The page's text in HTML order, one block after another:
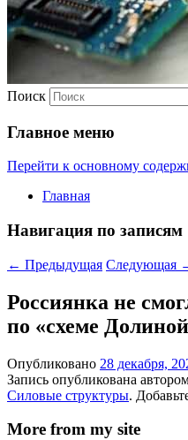
Поиск
Главное меню
Перейти к основному
Главная
Навигация по записям
← Предыдущая Следующая
Россиянка не
по «схеме
Опубликовано 28 декабря,
Запись опубликована
Силовые структуры.
More from my site